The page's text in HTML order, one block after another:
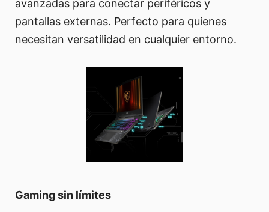
avanzadas para conectar periféricos y
pantallas externas. Perfecto para quienes
necesitan versatilidad en cualquier entorno.
Gaming sin límites